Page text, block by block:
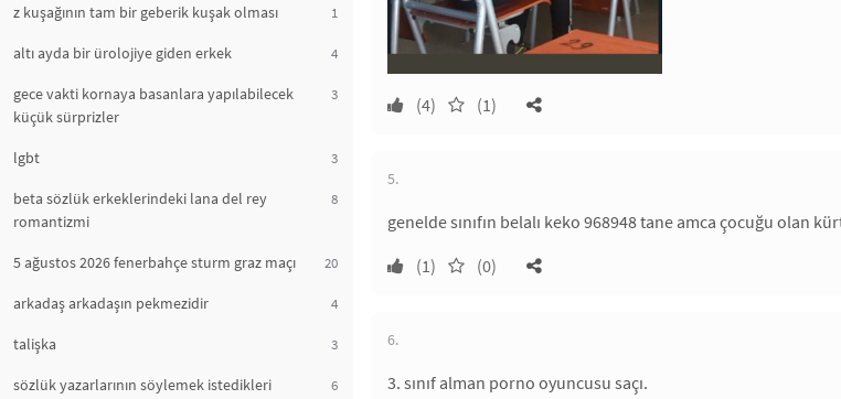
z kuşağının tam bir geberik kuşak olması 1
altı ayda bir ürolojiye giden erkek 4
gece vakti kornaya basanlara yapılabilecek
küçük sürprizler
3
lgbt 3
beta sözlük erkeklerindeki lana del rey
romantizmi
8
5 ağustos 2026 fenerbahçe sturm graz maçı 20
arkadaş arkadaşın pekmezidir 4
talişka 3
sözlük yazarlarının söylemek istedikleri 6
(4) (1)
5.
genelde sınıfın belalı keko 968948 tane amca çocuğu olan
(1)
(0)
6.
3. sınıf alman porno oyuncusu saçı.